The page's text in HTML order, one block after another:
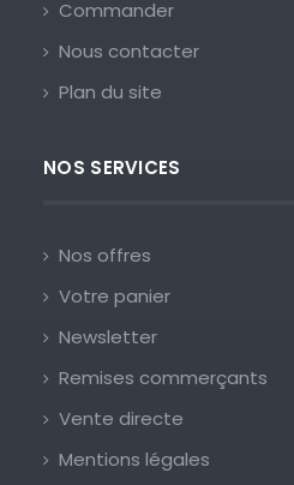
Commander
Nous contacter
Plan du site
NOS SERVICES
Nos offres
Votre panier
Newsletter
Remises commerçants
Vente directe
Mentions légales